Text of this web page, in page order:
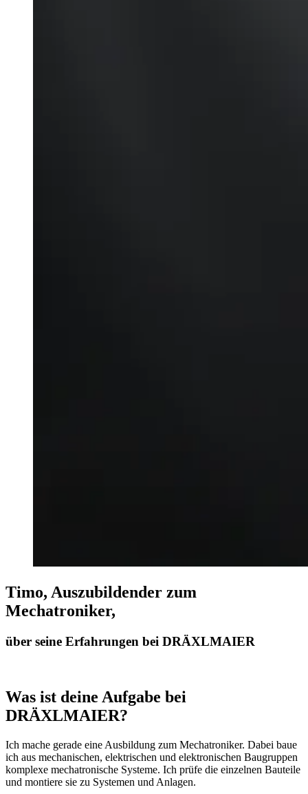
Timo, Auszubildender zum
Mechatroniker,
über seine Erfahrungen bei DRÄXLMAIER
Was ist deine Aufgabe bei
DRÄXLMAIER?
Ich mache gerade eine Ausbildung zum Mechatroniker. Dabei baue
ich aus mechanischen, elektrischen und elektronischen Baugruppen
komplexe mechatronische Systeme. Ich prüfe die einzelnen Bauteile
und montiere sie zu Systemen und Anlagen.